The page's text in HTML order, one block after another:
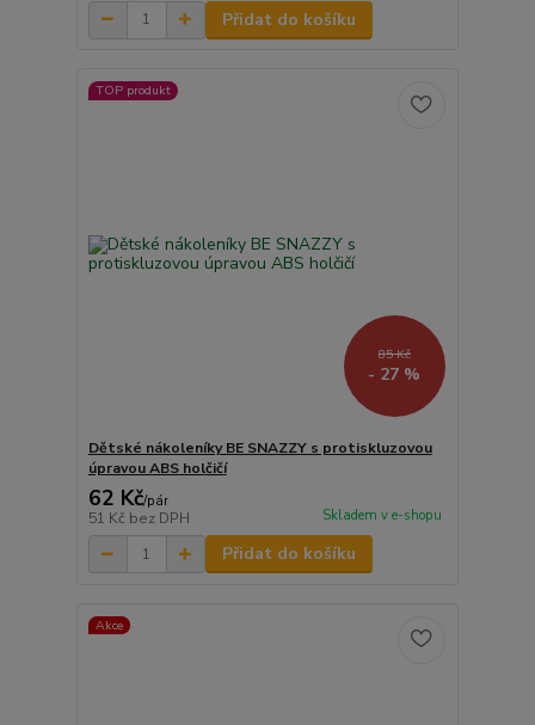
Přidat do košíku
TOP produkt
85 Kč
- 27 %
Dětské nákoleníky BE SNAZZY s protiskluzovou
úpravou ABS holčičí
62 Kč/pár
51 Kč bez DPH Skladem v e-shopu
Přidat do košíku
Akce